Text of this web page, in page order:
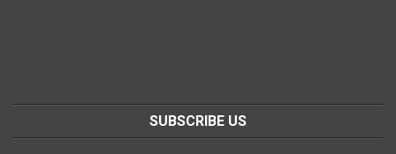
SUBSCRIBE US